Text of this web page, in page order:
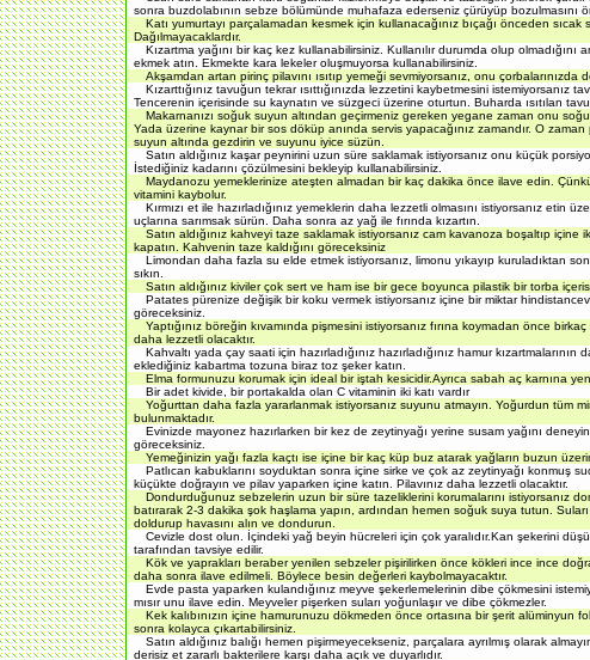
sonra buzdolabının sebze bölümünde muhafaza ederseniz çürüyüp bozulmasını
Katı yumurtayı parçalamadan kesmek için kullanacağınız bıçağı önceden sıcak
Dağılmayacaklardır.
Kızartma yağını bir kaç kez kullanabilirsiniz. Kullanılır durumda olup olmadığını
ekmek atın. Ekmekte kara lekeler oluşmuyorsa kullanabilirsiniz.
Akşamdan artan pirinç pilavını ısıtıp yemeği sevmiyorsanız, onu çorbalarınızda
Kızarttığınız tavuğun tekrar ısıttığınızda lezzetini kaybetmesini istemiyorsanız
Tencerenin içerisinde su kaynatın ve süzgeci üzerine oturtun. Buharda ısıtılan
Makarnanızı soğuk suyun altından geçirmeniz gereken yegane zaman onu
Yada üzerine kaynar bir sos döküp anında servis yapacağınız zamandır. O
suyun altında gezdirin ve suyunu iyice süzün.
Satın aldığınız kaşar peynirini uzun süre saklamak istiyorsanız onu küçük
İstediğiniz kadarını çözülmesini bekleyip kullanabilirsiniz.
Maydanozu yemeklerinize ateşten almadan bir kaç dakika önce ilave edin.
vitamini kaybolur.
Kırmızı et ile hazırladığınız yemeklerin daha lezzetli olmasını istiyorsanız etin
uçlarına sarımsak sürün. Daha sonra az yağ ile fırında kızartın.
Satın aldığınız kahveyi taze saklamak istiyorsanız cam kavanoza boşaltıp içine
kapatın. Kahvenin taze kaldığını göreceksiniz
Limondan daha fazla su elde etmek istiyorsanız, limonu yıkayıp kuruladıktan
sıkın.
Satın aldığınız kiviler çok sert ve ham ise bir gece boyunca pilastik bir torba
Patates pürenize değişik bir koku vermek istiyorsanız içine bir miktar
göreceksiniz.
Yaptığınız böreğin kıvamında pişmesini istiyorsanız fırına koymadan önce
daha lezzetli olacaktır.
Kahvaltı yada çay saati için hazırladığınız hazırladığınız hamur kızartmalarının
eklediğiniz kabartma tozuna biraz toz şeker katın.
Elma formunuzu korumak için ideal bir iştah kesicidir.Ayrıca sabah aç karnına
Bir adet kivide, bir portakalda olan C vitaminin iki katı vardır
Yoğurttan daha fazla yararlanmak istiyorsanız suyunu atmayın. Yoğurdun tüm
bulunmaktadır.
Evinizde mayonez hazırlarken bir kez de zeytinyağı yerine susam yağını
göreceksiniz.
Yemeğinizin yağı fazla kaçtı ise içine bir kaç küp buz atarak yağların buzun
Patlıcan kabuklarını soyduktan sonra içine sirke ve çok az zeytinyağı konmuş
küçükte doğrayın ve pilav yaparken içine katın. Pilavınız daha lezzetli olacaktır.
Dondurduğunuz sebzelerin uzun bir süre tazeliklerini korumalarını istiyorsanız
batırarak 2-3 dakika şok haşlama yapın, ardından hemen soğuk suya tutun.
doldurup havasını alın ve dondurun.
Cevizle dost olun. İçindeki yağ beyin hücreleri için çok yaralıdır.Kan şekerini
tarafından tavsiye edilir.
Kök ve yaprakları beraber yenilen sebzeler pişirilirken önce kökleri ince ince
daha sonra ilave edilmeli. Böylece besin değerleri kaybolmayacaktır.
Evde pasta yaparken kulandığınız meyve şekerlemelerinin dibe çökmesini
mısır unu ilave edin. Meyveler pişerken suları yoğunlaşır ve dibe çökmezler.
Kek kalıbınızın içine hamurunuzu dökmeden önce ortasına bir şerit alüminyun
sonra kolayca çıkartabilirsiniz.
Satın aldığınız balığı hemen pişirmeyecekseniz, parçalara ayrılmış olarak
derisiz et zararlı bakterilere karşı daha açık ve duyarlıdır.